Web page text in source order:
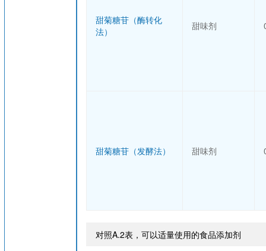
甜菊糖苷（酶转化
法）
甜味剂
甜菊糖苷（发酵法） 甜味剂
对照A.2表，可以适量使用的食品添加剂